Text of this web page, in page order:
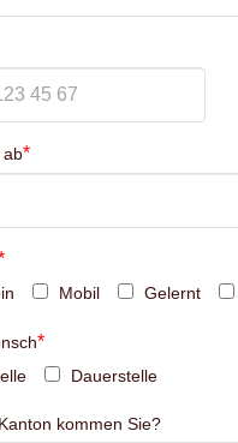
ab*
Mobil Gelernt
*
Dauerstelle
kommen Sie?